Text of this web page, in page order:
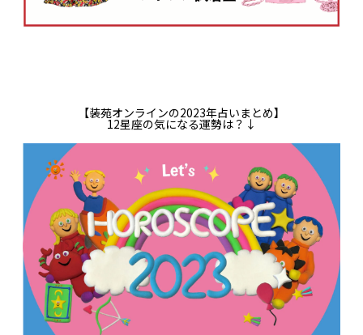
【装苑オンラインの2023年占いまとめ】
12星座の気になる運勢は？↓